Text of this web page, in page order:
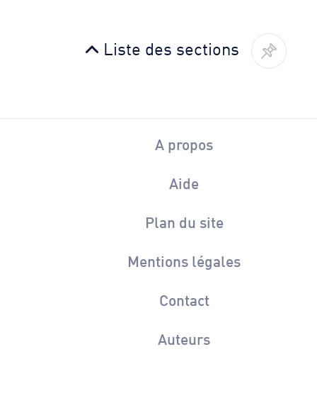
Liste des sections
A propos
Aide
Plan du site
Mentions légales
Contact
Auteurs